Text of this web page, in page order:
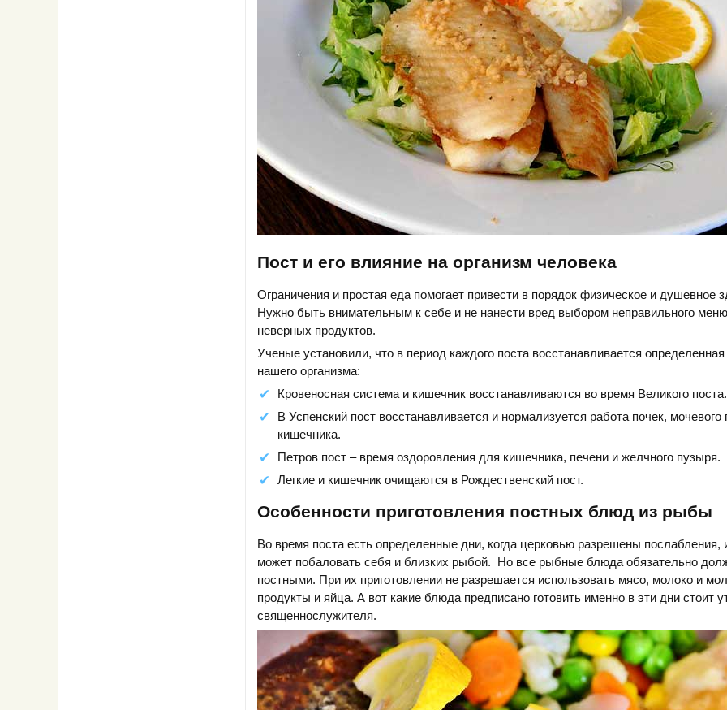
Пост и его влияние на организм человека
Ограничения и простая еда помогает привести в порядок физическое и душевное
Нужно быть внимательным к себе и не нанести вред выбором неправильного
неверных продуктов.
Ученые установили, что в период каждого поста восстанавливается
нашего организма:
Кровеносная система и кишечник восстанавливаются во время Великого поста.
В Успенский пост восстанавливается и нормализуется работа почек, мочевого
кишечника.
Петров пост – время оздоровления для кишечника, печени и желчного пузыря.
Легкие и кишечник очищаются в Рождественский пост.
Особенности приготовления постных блюд из рыбы
Во время поста есть определенные дни, когда церковью разрешены послабления,
может побаловать себя и близких рыбой. Но все рыбные блюда обязательно
постными. При их приготовлении не разрешается использовать мясо, молоко и
продукты и яйца. А вот какие блюда предписано готовить именно в эти дни стоит
священнослужителя.